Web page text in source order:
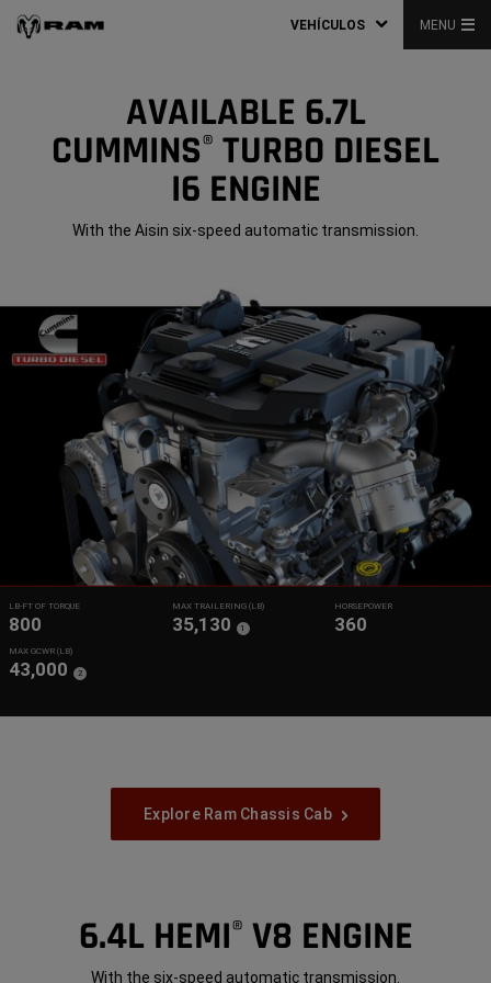
VEHÍCULOS MENU
AVAILABLE 6.7L
CUMMINS® TURBO DIESEL
I6 ENGINE
With the Aisin six-speed automatic transmission.
LB-FT OF TORQUE
800
MAX TRAILERING (LB)
35,130
(
Disclosure
1 )
HORSEPOWER
360
MAX GCWR (LB)
43,000
(
Disclosure
2)
Explore Ram Chassis Cab
6.4L HEMI® V8 ENGINE
With the six-speed automatic transmission.